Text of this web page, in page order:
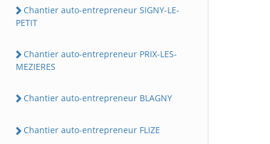
Chantier auto-entrepreneur SIGNY-LE-
PETIT
Chantier auto-entrepreneur PRIX-LES-
MEZIERES
Chantier auto-entrepreneur BLAGNY
Chantier auto-entrepreneur FLIZE